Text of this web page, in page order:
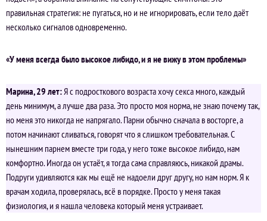
правильная стратегия: не пугаться, но и не игнорировать, если тело даёт
несколько сигналов одновременно.
«У меня всегда было высокое либидо, и я не вижу в этом проблемы»
Марина, 29 лет: Я с подросткового возраста хочу секса много, каждый
день минимум, а лучше два раза. Это просто моя норма, не знаю почему так,
но меня это никогда не напрягало. Парни обычно сначала в восторге, а
потом начинают сливаться, говорят что я слишком требовательная. С
нынешним парнем вместе три года, у него тоже высокое либидо, нам
комфортно. Иногда он устаёт, я тогда сама справляюсь, никакой драмы.
Подруги удивляются как мы ещё не надоели друг другу, но нам норм. Я к
врачам ходила, проверялась, всё в порядке. Просто у меня такая
физиология, и я нашла человека который меня устраивает.